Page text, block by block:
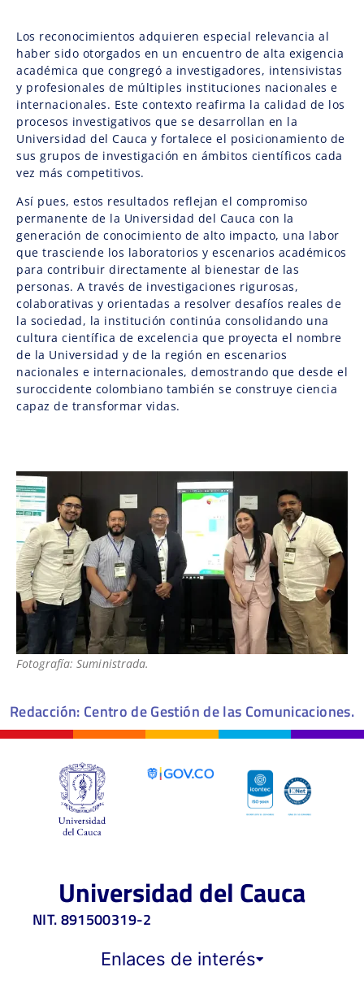
Los reconocimientos adquieren especial relevancia al
haber sido otorgados en un encuentro de alta exigencia
académica que congregó a investigadores, intensivistas
y profesionales de múltiples instituciones nacionales e
internacionales. Este contexto reafirma la calidad de los
procesos investigativos que se desarrollan en la
Universidad del Cauca y fortalece el posicionamiento de
sus grupos de investigación en ámbitos científicos cada
vez más competitivos.
Así pues, estos resultados reflejan el compromiso
permanente de la Universidad del Cauca con la
generación de conocimiento de alto impacto, una labor
que trasciende los laboratorios y escenarios académicos
para contribuir directamente al bienestar de las
personas. A través de investigaciones rigurosas,
colaborativas y orientadas a resolver desafíos reales de
la sociedad, la institución continúa consolidando una
cultura científica de excelencia que proyecta el nombre
de la Universidad y de la región en escenarios
nacionales e internacionales, demostrando que desde el
suroccidente colombiano también se construye ciencia
capaz de transformar vidas.
Fotografía: Suministrada.
Redacción: Centro de Gestión de las Comunicaciones.
Universidad del Cauca
NIT. 891500319-2
Enlaces de interés